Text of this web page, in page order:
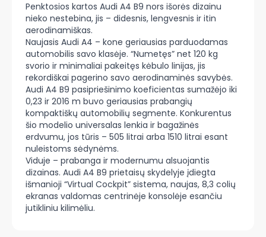
Penktosios kartos Audi A4 B9 nors išorės dizainu
nieko nestebina, jis – didesnis, lengvesnis ir itin
aerodinamiškas.
Naujasis Audi A4 – kone geriausias parduodamas
automobilis savo klasėje. “Numetęs” net 120 kg
svorio ir minimaliai pakeitęs kėbulo linijas, jis
rekordiškai pagerino savo aerodinaminės savybės.
Audi A4 B9 pasipriešinimo koeficientas sumažėjo iki
0,23 ir 2016 m buvo geriausias prabangių
kompaktiškų automobilių segmente. Konkurentus
šio modelio universalas lenkia ir bagažinės
erdvumu, jos tūris – 505 litrai arba 1510 litrai esant
nuleistoms sėdynėms.
Viduje – prabanga ir modernumu alsuojantis
dizainas. Audi A4 B9 prietaisų skydelyje įdiegta
išmanioji “Virtual Cockpit” sistema, naujas, 8,3 colių
ekranas valdomas centrinėje konsolėje esančiu
jutikliniu kilimėliu.